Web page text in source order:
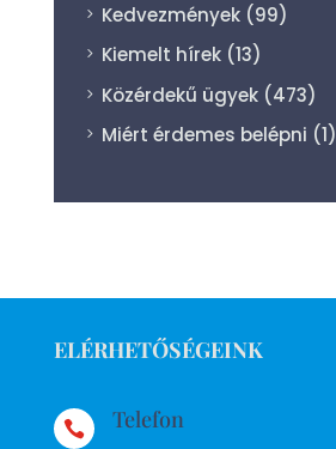
Kedvezmények (99)
Kiemelt hírek (13)
Közérdekű ügyek (473)
Miért érdemes belépni (1)
ELÉRHETŐSÉGEINK
 Telefon